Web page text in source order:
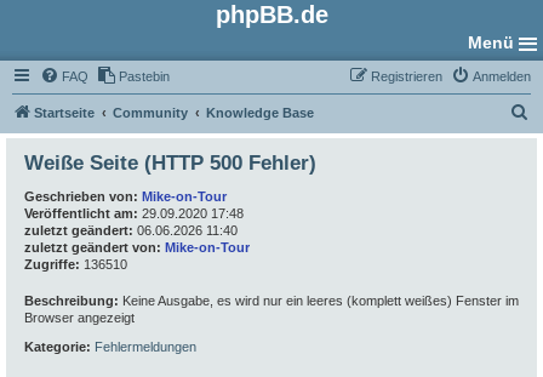
phpBB.de
Menü
FAQ Pastebin Anmelden
Registrieren
Startseite Community Knowledge Base
u
Weiße Seite (HTTP 500 Fehler)
Geschrieben von: Mike-on-Tour
Veröffentlicht am: 29.09.2020 17:48
zuletzt geändert: 06.06.2026 11:40
zuletzt geändert von: Mike-on-Tour
Zugriffe: 136510
Beschreibung: Keine Ausgabe, es wird nur ein leeres (komplett weißes) Fenster im
Browser angezeigt
Kategorie: Fehlermeldungen